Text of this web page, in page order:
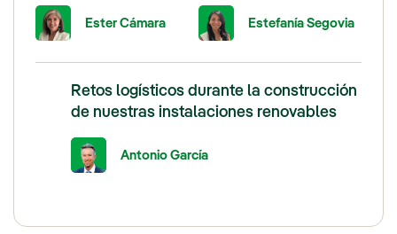
Ester Cámara Estefanía Segovia
Retos logísticos durante la construcción
de nuestras instalaciones renovables
Antonio García